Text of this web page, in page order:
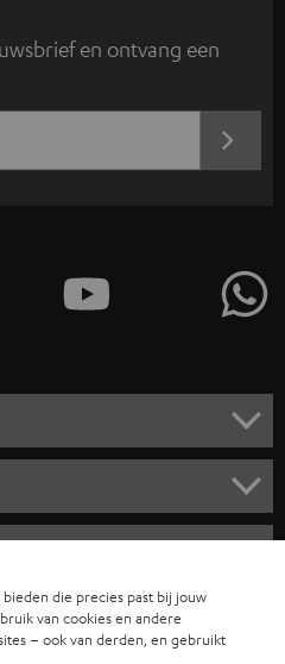
en ontvang een
die precies past bij jouw
van cookies en andere
– ook van derden, en gebruikt